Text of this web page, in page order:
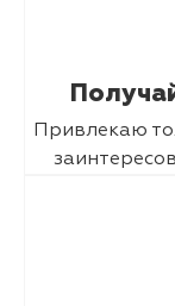
Привлекаю